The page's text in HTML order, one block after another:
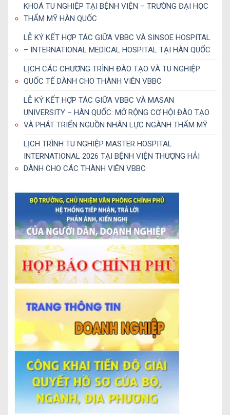
KHOÁ TU NGHIỆP TẠI BỆNH VIỆN – TRƯỜNG ĐẠI HỌC
THẨM MỸ HÀN QUỐC
LỄ KÝ KẾT HỢP TÁC GIỮA VBBC VÀ SINSOE HOSPITAL
– INTERNATIONAL MEDICAL HOSPITAL TẠI HÀN QUỐC
LỊCH CÁC CHƯƠNG TRÌNH ĐÀO TẠO VÀ TU NGHIỆP
QUỐC TẾ DÀNH CHO THÀNH VIÊN VBBC
LỄ KÝ KẾT HỢP TÁC GIỮA VBBC VÀ MASAN
UNIVERSITY – HÀN QUỐC: MỞ RỘNG CƠ HỘI ĐÀO TẠO
VÀ PHÁT TRIỂN NGUỒN NHÂN LỰC NGÀNH THẨM MỸ
LỊCH TRÌNH TU NGHIỆP MASTER HOSPITAL
INTERNATIONAL 2026 TẠI BỆNH VIỆN THƯỢNG HẢI
DÀNH CHO CÁC THÀNH VIÊN VBBC